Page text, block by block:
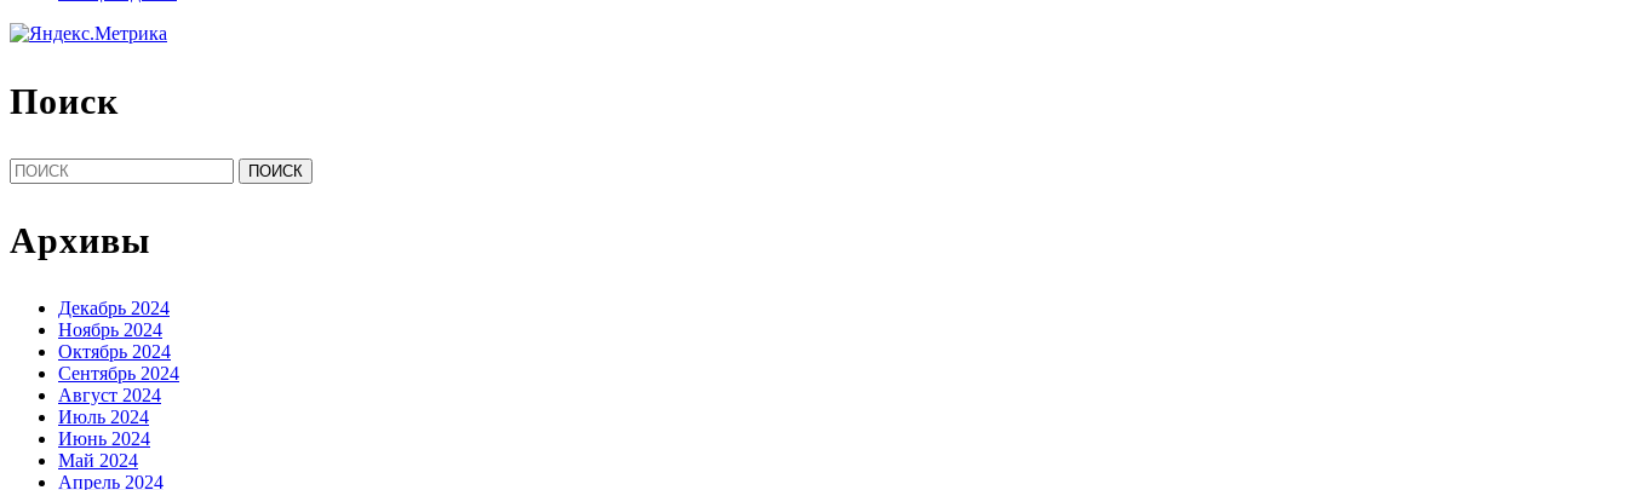
Поиск
Найти:
Архивы
Декабрь 2024
Ноябрь 2024
Октябрь 2024
Сентябрь 2024
Август 2024
Июль 2024
Июнь 2024
Май 2024
Апрель 2024